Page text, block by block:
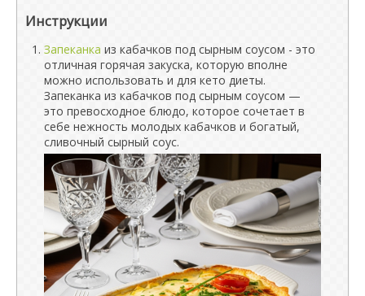
Инструкции
Запеканка из кабачков под сырным соусом - это
отличная горячая закуска, которую вполне
можно использовать и для кето диеты.
Запеканка из кабачков под сырным соусом —
это превосходное блюдо, которое сочетает в
себе нежность молодых кабачков и богатый,
сливочный сырный соус.